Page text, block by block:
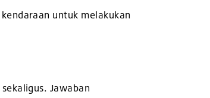
untuk melakukan
Jawaban